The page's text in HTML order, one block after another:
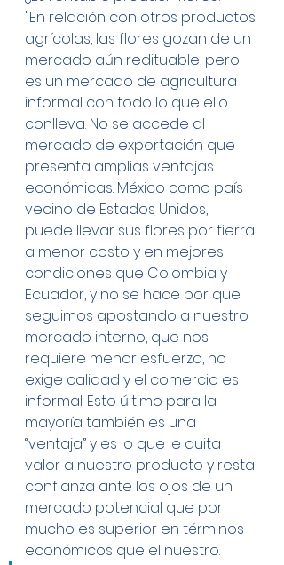
"En relación con otros productos
agrícolas, las flores gozan de un
mercado aún redituable, pero
es un mercado de agricultura
informal con todo lo que ello
conlleva. No se accede al
mercado de exportación que
presenta amplias ventajas
económicas. México como país
vecino de Estados Unidos,
puede llevar sus flores por tierra
a menor costo y en mejores
condiciones que Colombia y
Ecuador, y no se hace por que
seguimos apostando a nuestro
mercado interno, que nos
requiere menor esfuerzo, no
exige calidad y el comercio es
informal. Esto último para la
mayoría también es una
“ventaja” y es lo que le quita
valor a nuestro producto y resta
confianza ante los ojos de un
mercado potencial que por
mucho es superior en términos
económicos que el nuestro.